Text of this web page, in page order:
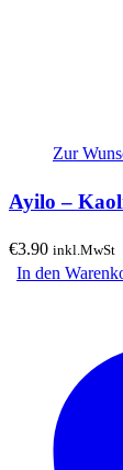
Zur
Ayilo –
€3.90 inkl.MwSt
In den